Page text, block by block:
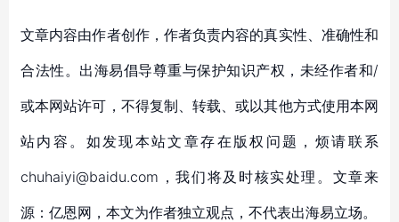
文章内容由作者创作，作者负责内容的真实性、准确性和
合法性。出海易倡导尊重与保护知识产权，未经作者和/
或本网站许可，不得复制、转载、或以其他方式使用本网
站内容。如发现本站文章存在版权问题，烦请联系
chuhaiyi@baidu.com，我们将及时核实处理。文章来
源：亿恩网，本文为作者独立观点，不代表出海易立场。